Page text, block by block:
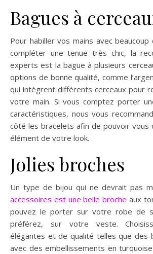
Bagues à
Pour habiller vos mains avec beaucoup
compléter une tenue très chic, la
experts est la bague à plusieurs
options de bonne qualité, comme
qui intègrent différents cerceaux pour
votre main. Si vous comptez porter
caractéristiques, nous vous
côté les bracelets afin de pouvoir vous
élément de votre look.
Jolies broches
Un type de bijou qui ne devrait pas
accessoires est une belle broche aux
pouvez le porter sur votre robe de
préférez, sur votre veste.
élégantes et de qualité telles que des
avec des embellissements en